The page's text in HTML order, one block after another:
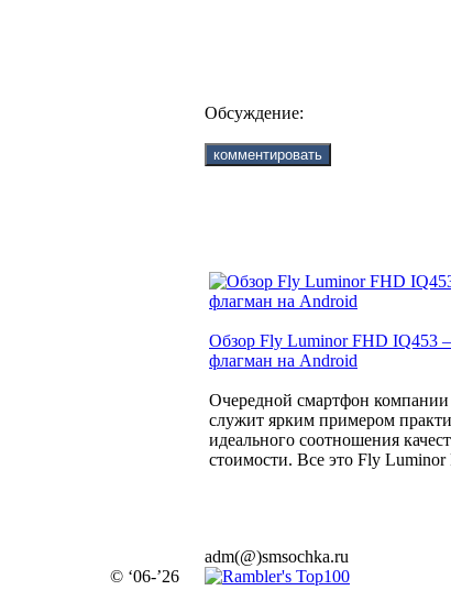
Обсуждение:
Обзор Fly Luminor FHD IQ453
флагман на Android
Очередной смартфон
служит ярким примером
идеального соотношения
стоимости. Все это Fly
© ‘06-’26
adm(@)smsochka.ru